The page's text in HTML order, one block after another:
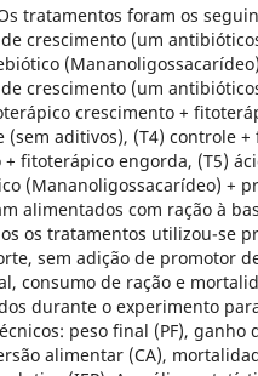
tratamentos foram os
crescimento (um
crescimento (um
crescimento +
(sem aditivos), (T4) controle
fitoterápico engorda, (T5)
(Mananoligossacarídeo) +
alimentados com ração à
os tratamentos utilizou-se
sem adição de promotor
consumo de ração e
durante o experimento
peso final (PF), ganho
alimentar (CA),